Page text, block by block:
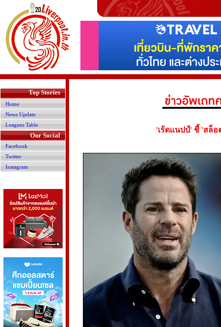
Top Stories
Home
News Update
Leagues Table
Our Social
Facebook
Twitter
Instagram
'เร้ดแนปป์' ชี้ 'สล็อ